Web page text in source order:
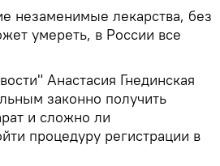
незаменимые лекарства, без
умереть, в России все
Анастасия Гнединская
законно получить
и сложно ли
процедуру регистрации в